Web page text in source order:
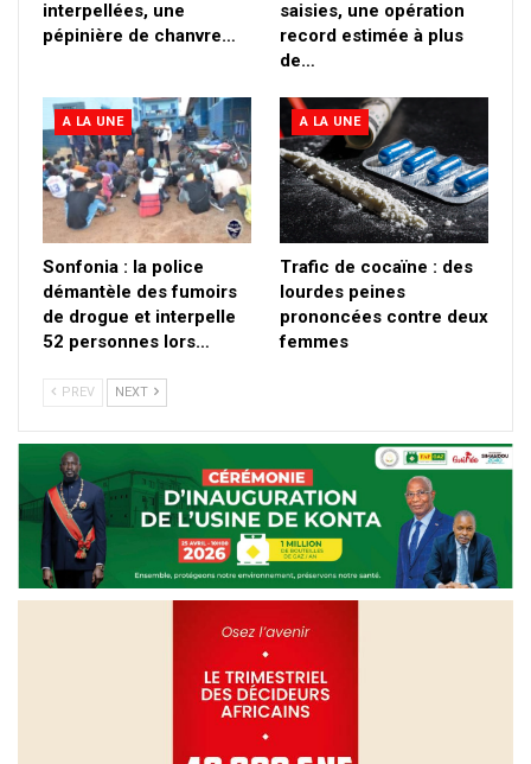
interpellées, une
pépinière de chanvre…
saisies, une opération
record estimée à plus
de…
A LA UNE
Sonfonia : la police
démantèle des fumoirs
de drogue et interpelle
52 personnes lors…
A LA UNE
Trafic de cocaïne : des
lourdes peines
prononcées contre deux
femmes
PREV NEXT